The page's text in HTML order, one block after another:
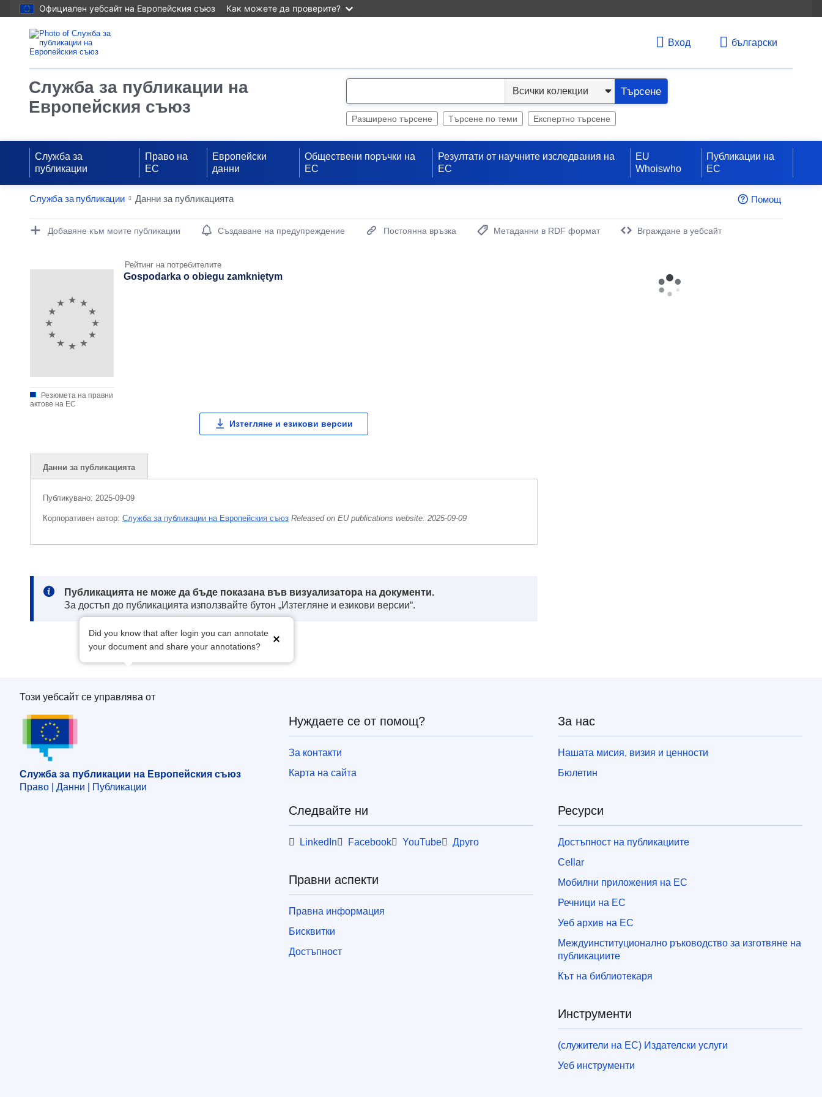
Официален уебсайт на Европейския съюз Как можете да проверите?
Вход български
Служба за публикации на
Европейския съюз
e
Търсене
Разширено търсене Търсене по теми Експертно търсене
Служба за
публикации
Право на
ЕС
Европейски
данни
Обществени поръчки на
ЕС
Резултати от научните изследвания на
ЕС
EU
Whoiswho
Публикации на
ЕС
Служба за публикации Данни за публикацията Помощ
Publication Detail Actions Portlet
Добавяне към моите публикации Създаване на предупреждение Постоянна връзка
Метаданни в RDF формат
Вграждане в уебсайт
Рейтинг на потребителите
Резюмета на правни
актове на ЕС
Gospodarka o obiegu zamkniętym
Изтегляне и езикови версии
Данни за публикацията
Публикувано: 2025-09-09
Корпоративен aвтор: Служба за публикации на Европейския съюз Released on EU publications website: 2025-09-09
Note:
Публикацията не може да бъде показана във визуализатора на документи.
За достъп до публикацията използвайте бутон „Изтегляне и езикови версии“.
Did you know that after login you can annotate
your document and share your annotations?
Служба за публикации на Европейския съюз
Този уебсайт се управлява от
Служба за публикации на Европейския съюз
Право | Данни | Публикации
Нуждаете се от помощ?
За контакти
Карта на сайта
Следвайте ни
LinkedIn Facebook YouTube Друго
Правни аспекти
Правна информация
Бисквитки
Достъпност
За нас
Нашата мисия, визия и ценности
Бюлетин
Ресурси
Достъпност на публикациите
Cellar
Мобилни приложения на ЕС
Речници на ЕС
Уеб архив на ЕС
Междуинституционално ръководство за изготвяне на
публикациите
Кът на библиотекаря
Инструменти
(служители на ЕС) Издателски услуги
Уеб инструменти